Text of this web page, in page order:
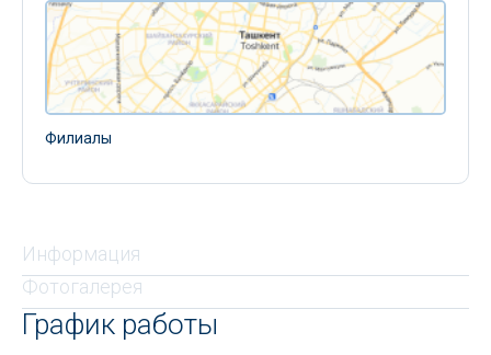
Филиалы
Информация
Фотогалерея
График работы